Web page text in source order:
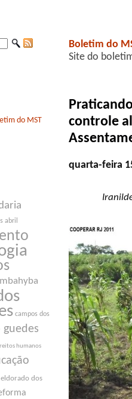
do MST
abril
campos dos
guedes
humanos
eldorado dos
Boletim do
Site do
controle
quarta-feira